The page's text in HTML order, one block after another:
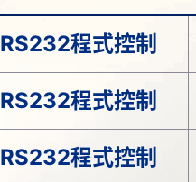
RS232程式控制
RS232程式控制
RS232程式控制